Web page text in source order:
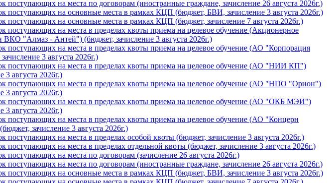
поступающих на места по договорам (иностранные граждане, зачислениe 26 августа 2026г.)
поступающих на основные места в рамках КЦП (бюджет, БВИ, зачислениe 3 августа 2026г.)
поступающих на основные места в рамках КЦП (бюджет, зачислениe 7 августа 2026г.)
поступающих на места в пределах квоты приема на целевое обучение (Акционерное
ВКО "Алмаз - Антей") (бюджет, зачислениe 3 августа 2026г.)
поступающих на места в пределах квоты приема на целевое обучение (АО "Корпорация
3 августа 2026г.)
поступающих на места в пределах квоты приема на целевое обучение (АО "НИИ КП")
3 августа 2026г.)
поступающих на места в пределах квоты приема на целевое обучение (АО "НПО "Орион")
3 августа 2026г.)
поступающих на места в пределах квоты приема на целевое обучение (АО "ОКБ МЭИ")
3 августа 2026г.)
поступающих на места в пределах квоты приема на целевое обучение (АО "Концерн
зачислениe 3 августа 2026г.)
поступающих на места в пределах особой квоты (бюджет, зачислениe 3 августа 2026г.)
поступающих на места в пределах отдельной квоты (бюджет, зачислениe 3 августа 2026г.)
поступающих на места по договорам (зачислениe 26 августа 2026г.)
поступающих на места по договорам (иностранные граждане, зачислениe 26 августа 2026г.)
поступающих на основные места в рамках КЦП (бюджет, БВИ, зачислениe 3 августа 2026г.)